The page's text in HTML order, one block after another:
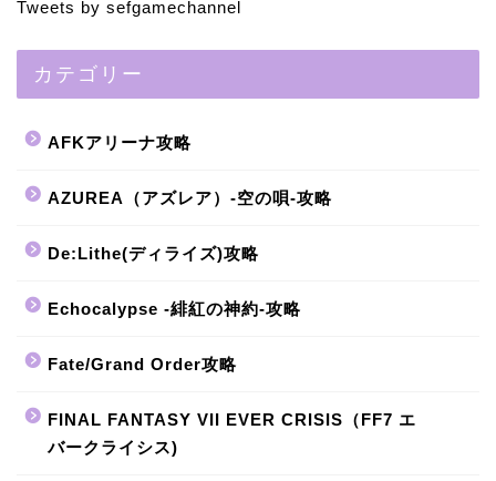
Tweets by sefgamechannel
カテゴリー
AFKアリーナ攻略
AZUREA（アズレア）-空の唄-攻略
De:Lithe(ディライズ)攻略
Echocalypse -緋紅の神約-攻略
Fate/Grand Order攻略
FINAL FANTASY VII EVER CRISIS（FF7 エ
バークライシス)